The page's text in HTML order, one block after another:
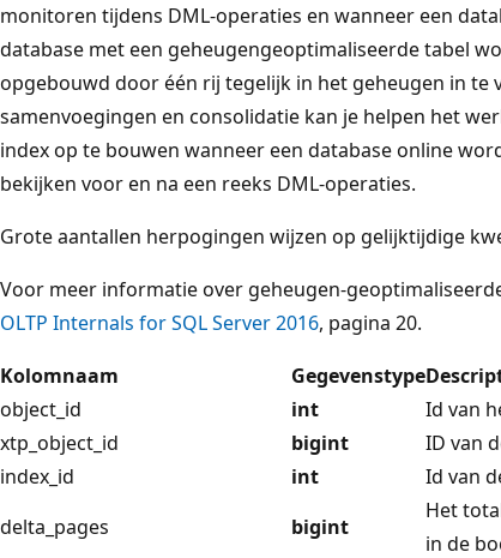
monitoren tijdens DML-operaties en wanneer een
database met een geheugengeoptimaliseerde tabel
opgebouwd door één rij tegelijk in het geheugen in te
samenvoegingen en consolidatie kan je helpen het
index op te bouwen wanneer een database online
bekijken voor en na een reeks DML-operaties.
Grote aantallen herpogingen wijzen op gelijktijdige
Voor meer informatie over geheugen-
OLTP Internals for SQL Server 2016, pagina 20.
Kolomnaam
Gegevenstype
object_id
int
Id van
xtp_object_id
bigint
ID van
index_id
int
Id van
delta_pages
bigint
Het
in de